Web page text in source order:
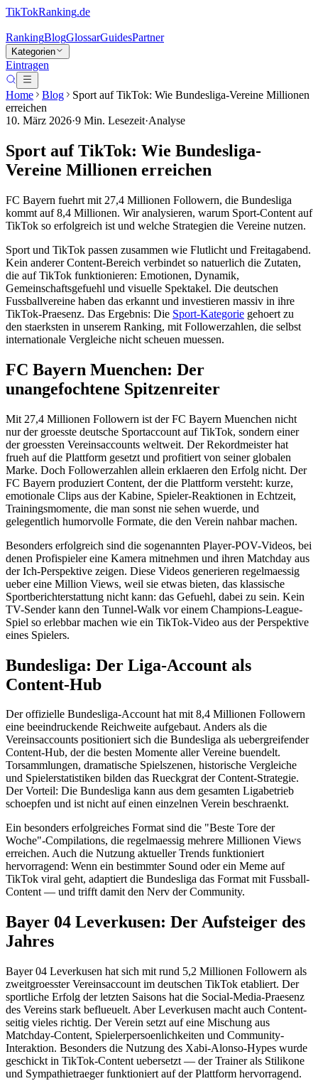
TikTokRanking.de
RankingBlogGlossarGuidesPartner
Kategorien
Eintragen
Home Blog
Sport auf TikTok: Wie Bundesliga-Vereine Millionen
erreichen
10. März 2026·9 Min. Lesezeit·Analyse
Sport auf TikTok: Wie Bundesliga-
Vereine Millionen erreichen
FC Bayern fuehrt mit 27,4 Millionen Followern, die Bundesliga
kommt auf 8,4 Millionen. Wir analysieren, warum Sport-Content auf
TikTok so erfolgreich ist und welche Strategien die Vereine nutzen.
Sport und TikTok passen zusammen wie Flutlicht und Freitagabend.
Kein anderer Content-Bereich verbindet so natuerlich die Zutaten,
die auf TikTok funktionieren: Emotionen, Dynamik,
Gemeinschaftsgefuehl und visuelle Spektakel. Die deutschen
Fussballvereine haben das erkannt und investieren massiv in ihre
TikTok-Praesenz. Das Ergebnis: Die Sport-Kategorie gehoert zu
den staerksten in unserem Ranking, mit Followerzahlen, die selbst
internationale Vergleiche nicht scheuen muessen.
FC Bayern Muenchen: Der
unangefochtene Spitzenreiter
Mit 27,4 Millionen Followern ist der FC Bayern Muenchen nicht
nur der groesste deutsche Sportaccount auf TikTok, sondern einer
der groessten Vereinsaccounts weltweit. Der Rekordmeister hat
frueh auf die Plattform gesetzt und profitiert von seiner globalen
Marke. Doch Followerzahlen allein erklaeren den Erfolg nicht. Der
FC Bayern produziert Content, der die Plattform versteht: kurze,
emotionale Clips aus der Kabine, Spieler-Reaktionen in Echtzeit,
Trainingsmomente, die man sonst nie sehen wuerde, und
gelegentlich humorvolle Formate, die den Verein nahbar machen.
Besonders erfolgreich sind die sogenannten Player-POV-Videos, bei
denen Profispieler eine Kamera mitnehmen und ihren Matchday aus
der Ich-Perspektive zeigen. Diese Videos generieren regelmaessig
ueber eine Million Views, weil sie etwas bieten, das klassische
Sportberichterstattung nicht kann: das Gefuehl, dabei zu sein. Kein
TV-Sender kann den Tunnel-Walk vor einem Champions-League-
Spiel so erlebbar machen wie ein TikTok-Video aus der Perspektive
eines Spielers.
Bundesliga: Der Liga-Account als
Content-Hub
Der offizielle Bundesliga-Account hat mit 8,4 Millionen Followern
eine beeindruckende Reichweite aufgebaut. Anders als die
Vereinsaccounts positioniert sich die Bundesliga als uebergreifender
Content-Hub, der die besten Momente aller Vereine buendelt.
Torsammlungen, dramatische Spielszenen, historische Vergleiche
und Spielerstatistiken bilden das Rueckgrat der Content-Strategie.
Der Vorteil: Die Bundesliga kann aus dem gesamten Ligabetrieb
schoepfen und ist nicht auf einen einzelnen Verein beschraenkt.
Ein besonders erfolgreiches Format sind die "Beste Tore der
Woche"-Compilations, die regelmaessig mehrere Millionen Views
erreichen. Auch die Nutzung aktueller Trends funktioniert
hervorragend: Wenn ein bestimmter Sound oder ein Meme auf
TikTok viral geht, adaptiert die Bundesliga das Format mit Fussball-
Content — und trifft damit den Nerv der Community.
Bayer 04 Leverkusen: Der Aufsteiger des
Jahres
Bayer 04 Leverkusen hat sich mit rund 5,2 Millionen Followern als
zweitgroesster Vereinsaccount im deutschen TikTok etabliert. Der
sportliche Erfolg der letzten Saisons hat die Social-Media-Praesenz
des Vereins stark beflueuelt. Aber Leverkusen macht auch Content-
seitig vieles richtig. Der Verein setzt auf eine Mischung aus
Matchday-Content, Spielerpersoenlichkeiten und Community-
Interaktion. Besonders die Nutzung des Xabi-Alonso-Hypes wurde
geschickt in TikTok-Content uebersetzt — der Trainer als Stilikone
und Sympathietraeger funktioniert auf der Plattform hervorragend.